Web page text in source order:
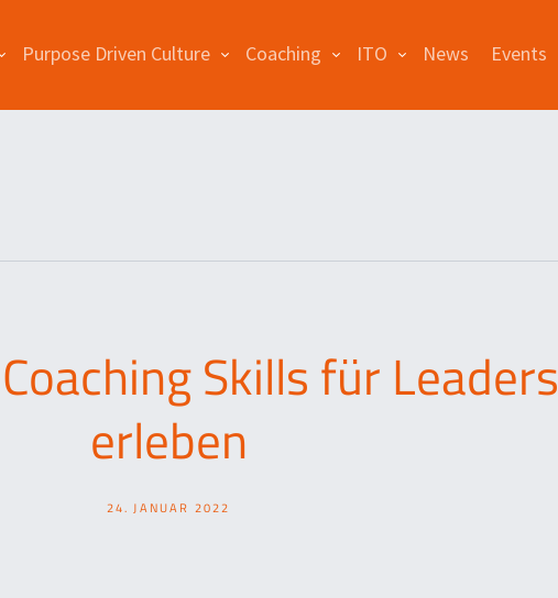
Purpose Driven Culture Coaching ITO News Events
Skills für Leaders
erleben
24. JANUAR 2022